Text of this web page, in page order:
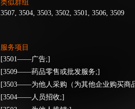
类似群组
3507, 3504, 3503, 3502, 3501, 3506, 3509
服务项目
[3501——广告;]
[3509——药品零售或批发服务;]
[3503——为他人采购（为其他企业购买商
[3504——人员招收;]